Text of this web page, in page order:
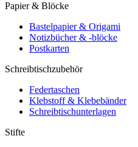
Papier & Blöcke
Bastelpapier & Origami
Notizbücher & -blöcke
Postkarten
Schreibtischzubehör
Federtaschen
Klebstoff & Klebebänder
Schreibtischunterlagen
Stifte